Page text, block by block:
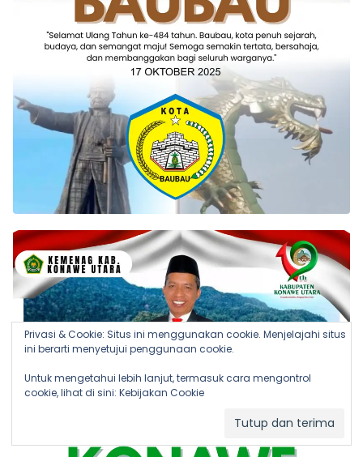
Privasi & Cookie: Situs ini menggunakan cookie. Menjelajahi situs
ini berarti menyetujui penggunaan cookie.
Untuk mengetahui lebih lanjut, termasuk cara mengontrol
cookie, lihat di sini: Kebijakan Cookie